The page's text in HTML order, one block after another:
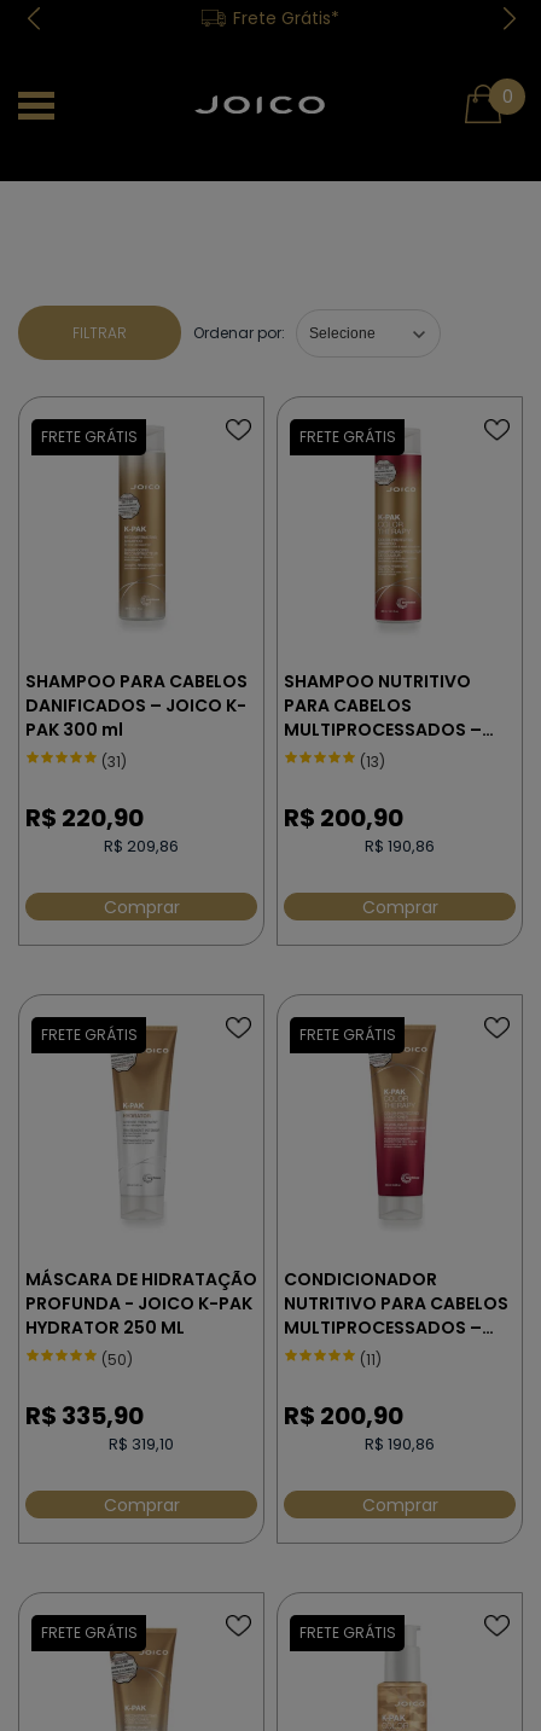
Frete Grátis*
0
FILTRAR Ordenar por:
SHAMPOO PARA CABELOS
DANIFICADOS – JOICO K-
PAK 300 ml
(31)
R$ 220,90
R$ 209,86
Comprar
SHAMPOO NUTRITIVO
PARA CABELOS
MULTIPROCESSADOS –
JOICO K-PAK COLOR
(13)
R$ 200,90
R$ 190,86
Comprar
MÁSCARA DE HIDRATAÇÃO
PROFUNDA - JOICO K-PAK
HYDRATOR 250 ML
(50)
R$ 335,90
R$ 319,10
Comprar
CONDICIONADOR
NUTRITIVO PARA CABELOS
MULTIPROCESSADOS –
JOICO K-PAK COLOR
(11)
R$ 200,90
R$ 190,86
Comprar